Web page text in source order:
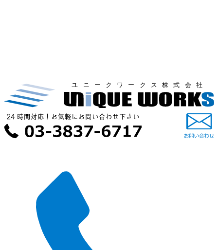
ユニークワークス株式会社